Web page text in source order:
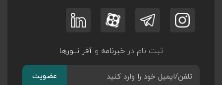
ثبت نام درخبرنامه وآفر تــورها
عضویت